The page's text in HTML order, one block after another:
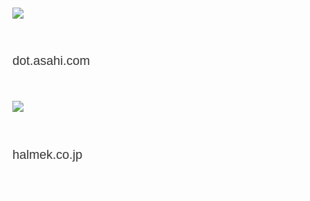
dot.asahi.com
halmek.co.jp